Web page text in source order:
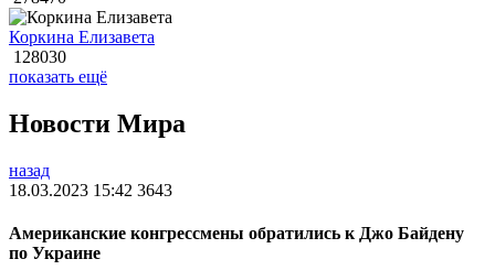
Коркина Елизавета
128030
показать ещё
Новости Мира
назад
18.03.2023 15:42 3643
Американские конгрессмены обратились к Джо Байдену
по Украине